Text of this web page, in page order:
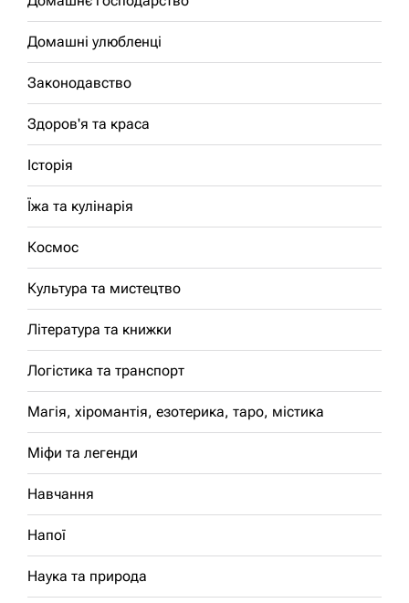
Домашні улюбленці
Законодавство
Здоров'я та краса
Історія
Їжа та кулінарія
Космос
Культура та мистецтво
Література та книжки
Логістика та транспорт
Магія, хіромантія, езотерика, таро, містика
Міфи та легенди
Навчання
Напої
Наука та природа